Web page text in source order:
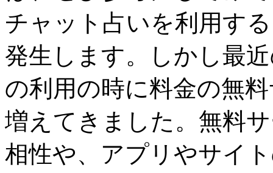
チャット占いを利用す
発生します。しかし最
の利用の時に料金の無
増えてきました。無料
相性や、アプリやサイ